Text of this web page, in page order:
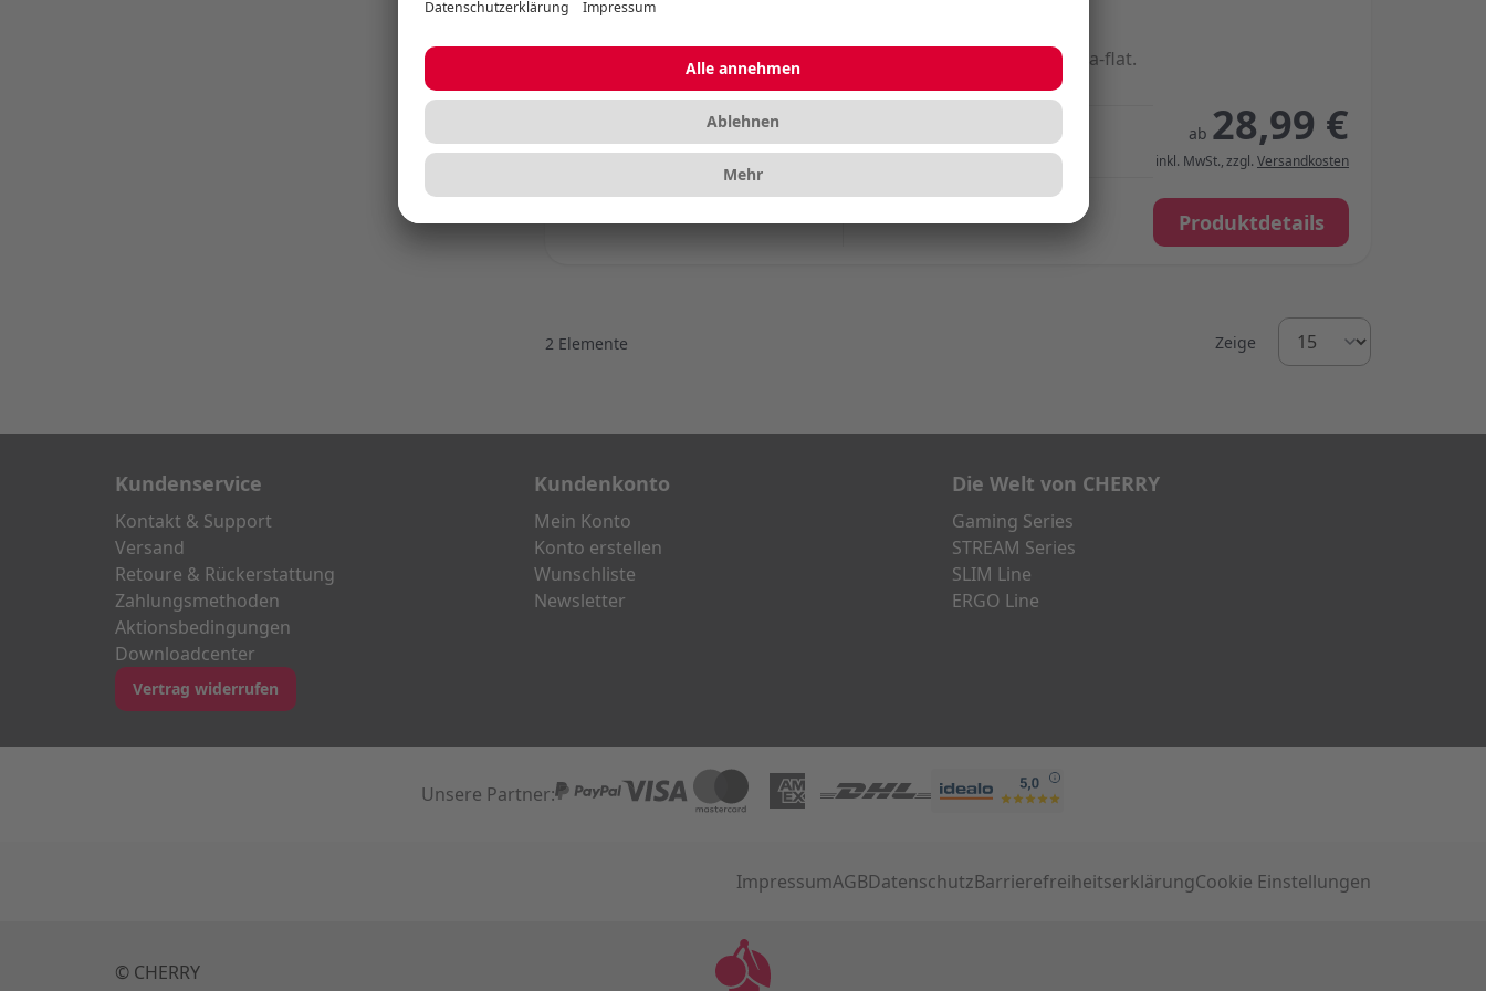
Farbe
CHERRY MX ULP TACTILE. Ultra-flat.
ab 28,99 €
inkl. MwSt.,zzgl. Versandkosten
Produktdetails
2 Elemente Zeige
Kundenservice
Kontakt & Support
Versand
Retoure & Rückerstattung
Zahlungsmethoden
Aktionsbedingungen
Downloadcenter
Vertrag widerrufen
Kundenkonto
Mein Konto
Konto erstellen
Wunschliste
Newsletter
Die Welt von CHERRY
Gaming Series
STREAM Series
SLIM Line
ERGO Line
Unsere Partner:PayPal Visa MastercardAmerican Express
DHL
ImpressumAGBDatenschutzBarrierefreiheitserklärungCookie Einstellungen
© CHERRY